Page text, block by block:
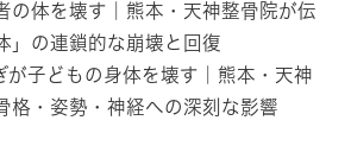
の体を壊す｜熊本・天神整骨院が伝
」の連鎖的な崩壊と回復
が子どもの身体を壊す｜熊本・天神
格・姿勢・神経への深刻な影響